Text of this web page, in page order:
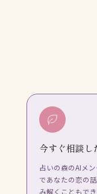
今すぐ相談し
占いの森のAIメ
であなたの恋の
み解くこともでき